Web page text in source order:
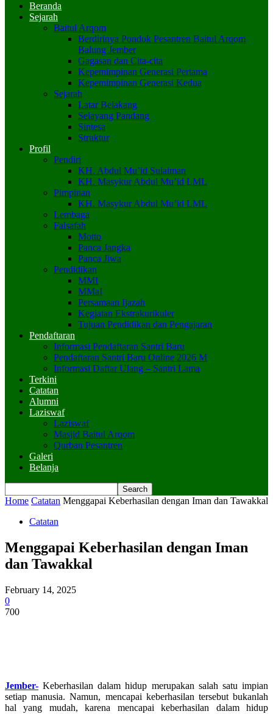
Beranda
Sejarah
Baitul Arqom
Berdirinya Pondok Pesantren Baitul Arqom
Balung Jember
Gagasan dan Cita-cita
Kepemimpinan Generasi Pertama
Kepemimpinan Generasi Kedua
Sejarah
Latar Belakang
Selayang Pandang
Sintesa
Struktur
Profil
Pendiri
KH. Abdul Mu’id Sulaiman
KH. Masykur Abdul Mu’id LML
Pimpinan
KH. Masykur Abdul Mu’id LML
Lembaga
Falsafah
Motto
Panca Jangka
Panca Jiwa
Pendidikan
MMI
MMaI
Persamaan Ijazah
Kegiatan Ekstrakurikuler
Tujuan Pendidikan dan Pengajaran
Pendaftaran
Informasi Pendaftaran Santri Baru
Pendaftaran Santri Baru Online 2026 M
Informasi Daftar Ulang – Santri Lama
Terkini
Catatan
Alumni
Laziswaf
Laziswaf
Masjid Baitul Arqom
Qurban Pesantren
Galeri
Belanja
Home Catatan Menggapai Keberhasilan dengan Iman dan Tawakkal
Catatan
Menggapai Keberhasilan dengan Iman
dan Tawakkal
February 14, 2025
0
700
Jember- Keberhasilan dalam hidup merupakan salah satu impian
setiap manusia. Namun, mencapai keberhasilan tersebut bukanlah
hal yang mudah, karena mencapai keberhasilan dalam hidup